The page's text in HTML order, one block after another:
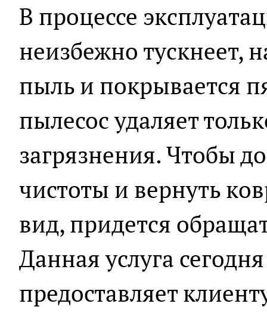
В процессе
неизбежно тускнеет,
пыль и покрывается
пылесос удаляет
загрязнения. Чтобы
чистоты и вернуть
вид, придется
Данная услуга
предоставляет